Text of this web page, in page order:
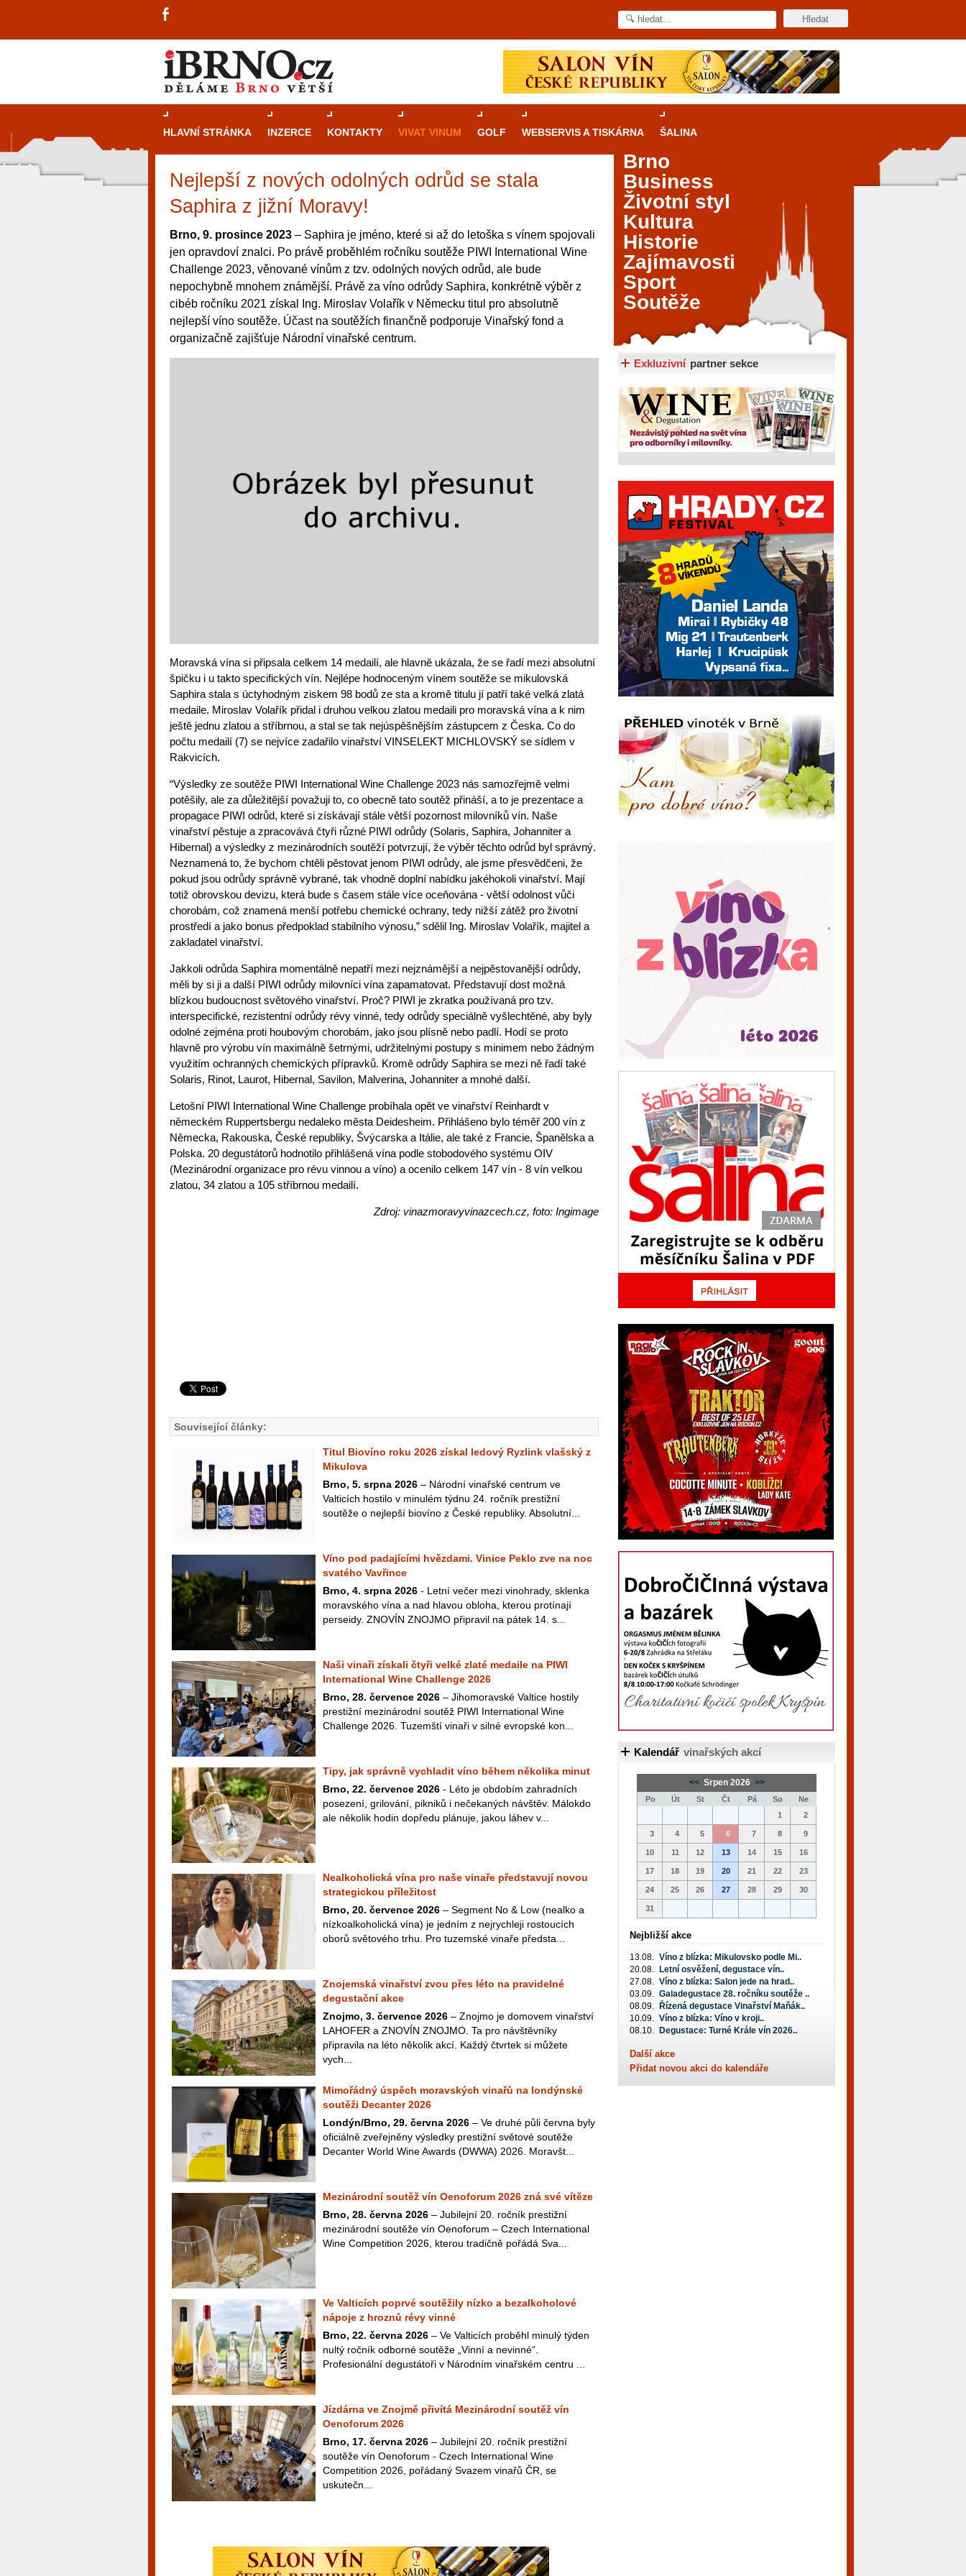
HLAVNÍ STRÁNKA INZERCE KONTAKTY VIVAT VINUM GOLF WEBSERVIS A TISKÁRNA ŠALINA
Nejlepší z nových odolných odrůd se stala
Saphira z jižní Moravy!
Brno, 9. prosince 2023 – Saphira je jméno, které si až do letoška s vínem spojovali
jen opravdoví znalci. Po právě proběhlém ročníku soutěže PIWI International Wine
Challenge 2023, věnované vínům z tzv. odolných nových odrůd, ale bude
nepochybně mnohem známější. Právě za víno odrůdy Saphira, konkrétně výběr z
cibéb ročníku 2021 získal Ing. Miroslav Volařík v Německu titul pro absolutně
nejlepší víno soutěže. Účast na soutěžích finančně podporuje Vinařský fond a
organizačně zajišťuje Národní vinařské centrum.
Moravská vína si připsala celkem 14 medailí, ale hlavně ukázala, že se řadí mezi absolutní
špičku i u takto specifických vín. Nejlépe hodnoceným vínem soutěže se mikulovská
Saphira stala s úctyhodným ziskem 98 bodů ze sta a kromě titulu jí patří také velká zlatá
medaile. Miroslav Volařík přidal i druhou velkou zlatou medaili pro moravská vína a k nim
ještě jednu zlatou a stříbrnou, a stal se tak nejúspěšnějším zástupcem z Česka. Co do
počtu medailí (7) se nejvíce zadařilo vinařství VINSELEKT MICHLOVSKÝ se sídlem v
Rakvicích.
“Výsledky ze soutěže PIWI International Wine Challenge 2023 nás samozřejmě velmi
potěšily, ale za důležitější považuji to, co obecně tato soutěž přináší, a to je prezentace a
propagace PIWI odrůd, které si získávají stále větší pozornost milovníků vín. Naše
vinařství pěstuje a zpracovává čtyři různé PIWI odrůdy (Solaris, Saphira, Johanniter a
Hibernal) a výsledky z mezinárodních soutěží potvrzují, že výběr těchto odrůd byl správný.
Neznamená to, že bychom chtěli pěstovat jenom PIWI odrůdy, ale jsme přesvědčeni, že
pokud jsou odrůdy správně vybrané, tak vhodně doplní nabídku jakéhokoli vinařství. Mají
totiž obrovskou devizu, která bude s časem stále více oceňována - větší odolnost vůči
chorobám, což znamená menší potřebu chemické ochrany, tedy nižší zátěž pro životní
prostředí a jako bonus předpoklad stabilního výnosu,” sdělil Ing. Miroslav Volařík, majitel a
zakladatel vinařství.
Jakkoli odrůda Saphira momentálně nepatří mezi nejznámější a nejpěstovanější odrůdy,
měli by si ji a další PIWI odrůdy milovníci vína zapamatovat. Představují dost možná
blízkou budoucnost světového vinařství. Proč? PIWI je zkratka používaná pro tzv.
interspecifické, rezistentní odrůdy révy vinné, tedy odrůdy speciálně vyšlechtěné, aby byly
odolné zejména proti houbovým chorobám, jako jsou plísně nebo padlí. Hodí se proto
hlavně pro výrobu vín maximálně šetrnými, udržitelnými postupy s minimem nebo žádným
využitím ochranných chemických přípravků. Kromě odrůdy Saphira se mezi ně řadí také
Solaris, Rinot, Laurot, Hibernal, Savilon, Malverina, Johanniter a mnohé další.
Letošní PIWI International Wine Challenge probíhala opět ve vinařství Reinhardt v
německém Ruppertsbergu nedaleko města Deidesheim. Přihlášeno bylo téměř 200 vín z
Německa, Rakouska, České republiky, Švýcarska a Itálie, ale také z Francie, Španělska a
Polska. 20 degustátorů hodnotilo přihlášená vína podle stobodového systému OIV
(Mezinárodní organizace pro révu vinnou a víno) a ocenilo celkem 147 vín - 8 vín velkou
zlatou, 34 zlatou a 105 stříbrnou medailí.
Zdroj: vinazmoravyvinazcech.cz, foto: Ingimage
Související články:
Titul Biovíno roku 2026 získal ledový Ryzlink vlašský z
Mikulova
Brno, 5. srpna 2026 – Národní vinařské centrum ve
Valticích hostilo v minulém týdnu 24. ročník prestižní
soutěže o nejlepší biovíno z České republiky. Absolutní...
Víno pod padajícími hvězdami. Vinice Peklo zve na noc
svatého Vavřince
Brno, 4. srpna 2026 - Letní večer mezi vinohrady, sklenka
moravského vína a nad hlavou obloha, kterou protínají
perseidy. ZNOVÍN ZNOJMO připravil na pátek 14. s...
Naši vinaři získali čtyři velké zlaté medaile na PIWI
International Wine Challenge 2026
Brno, 28. července 2026 – Jihomoravské Valtice hostily
prestižní mezinárodní soutěž PIWI International Wine
Challenge 2026. Tuzemští vinaři v silné evropské kon...
Tipy, jak správně vychladit víno během několika minut
Brno, 22. července 2026 - Léto je obdobím zahradních
posezení, grilování, pikniků i nečekaných návštěv. Málokdo
ale několik hodin dopředu plánuje, jakou láhev v...
Nealkoholická vína pro naše vinaře představují novou
strategickou příležitost
Brno, 20. července 2026 – Segment No & Low (nealko a
nízkoalkoholická vína) je jedním z nejrychleji rostoucích
oborů světového trhu. Pro tuzemské vinaře předsta...
Znojemská vinařství zvou přes léto na pravidelné
degustační akce
Znojmo, 3. července 2026 – Znojmo je domovem vinařství
LAHOFER a ZNOVÍN ZNOJMO. Ta pro návštěvníky
připravila na léto několik akcí. Každý čtvrtek si můžete
vych...
Mimořádný úspěch moravských vinařů na londýnské
soutěži Decanter 2026
Londýn/Brno, 29. června 2026 – Ve druhé půli června byly
oficiálně zveřejněny výsledky prestižní světové soutěže
Decanter World Wine Awards (DWWA) 2026. Moravšt...
Mezinárodní soutěž vín Oenoforum 2026 zná své vítěze
Brno, 28. června 2026 – Jubilejní 20. ročník prestižní
mezinárodní soutěže vín Oenoforum – Czech International
Wine Competition 2026, kterou tradičně pořádá Sva...
Ve Valticích poprvé soutěžily nízko a bezalkoholové
nápoje z hroznů révy vinné
Brno, 22. června 2026 – Ve Valticích proběhl minulý týden
nultý ročník odborné soutěže „Vinní a nevinné“.
Profesionální degustátoři v Národním vinařském centru ...
Jízdárna ve Znojmě přivítá Mezinárodní soutěž vín
Oenoforum 2026
Brno, 17. června 2026 – Jubilejní 20. ročník prestižní
soutěže vín Oenoforum - Czech International Wine
Competition 2026, pořádaný Svazem vinařů ČR, se
uskutečn...
Průvodce kasinovými hrami v Brně: Od
rulety po video automaty
Brno je městem známým pro zajímavé památky, skvělé
restaurace, divadla a univerzity. Mimo jiné je ale také
různé kasinové hry. V neustále kvetoucí moravské
metropoli naleznete širokou nabídku her od klasické
rulety až po moderní automaty jak pro pravidelné
návštěvníky, tak pro příležitostné hráče. V...
Brno
Business
Životní styl
Kultura
Historie
Zajímavosti
Sport
Soutěže
Exkluzivní partner sekce
Kalendář vinařských akcí
<< Srpen 2026 >>
Po Út St Čt Pá So
Ne
1
2
3 4 5 6 7 8 9
10 11 12 13 14 15 16
17 18 19 20 21 22 23
24 25 26 27 28 29 30
31
Nejbližší akce
13.08. Víno z blízka: Mikulovsko podle Mi..
20.08.
Letní osvěžení, degustace vín..
27.08. Víno z blízka: Salon jede na hrad..
03.09. Galadegustace 28. ročníku soutěže ..
08.09.
Řízená degustace Vinařství Maňák..
10.09. Víno z blízka: Víno v kroji..
08.10.
Degustace: Turné Krále vín 2026..
Další akce
Přidat novou akci do kalendáře